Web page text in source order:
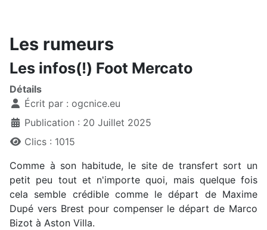
Les rumeurs
Les infos(!) Foot Mercato
Détails
Écrit par : ogcnice.eu
Publication : 20 Juillet 2025
Clics : 1015
Comme à son habitude, le site de transfert sort un
petit peu tout et n'importe quoi, mais quelque fois
cela semble crédible comme le départ de Maxime
Dupé vers Brest pour compenser le départ de Marco
Bizot à Aston Villa.